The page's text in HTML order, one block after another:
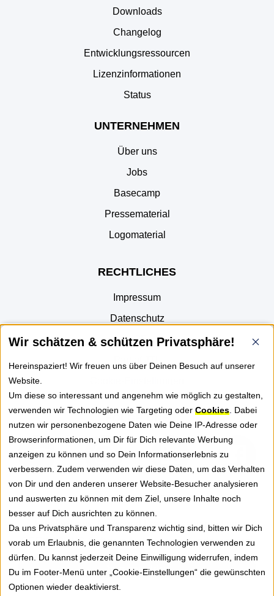
Wir schätzen & schützen Privatsphäre!
Hereinspaziert! Wir freuen uns über Deinen Besuch auf unserer
Website.
Um diese so interessant und angenehm wie möglich zu gestalten,
verwenden wir Technologien wie Targeting oder Cookies . Dabei
nutzen wir personenbezogene Daten wie Deine IP-Adresse oder
Browserinformationen, um Dir für Dich relevante Werbung
anzeigen zu können und so Dein Informationserlebnis zu
verbessern. Zudem verwenden wir diese Daten, um das Verhalten
von Dir und den anderen unserer Website-Besucher analysieren
und auswerten zu können mit dem Ziel, unsere Inhalte noch
besser auf Dich ausrichten zu können.
Da uns Privatsphäre und Transparenz wichtig sind, bitten wir Dich
vorab um Erlaubnis, die genannten Technologien verwenden zu
dürfen. Du kannst jederzeit Deine Einwilligung widerrufen, indem
Du im Footer-Menü unter „Cookie-Einstellungen“ die gewünschten
Optionen wieder deaktivierst.
Downloads
Changelog
Entwicklungsressourcen
Lizenzinformationen
Status
UNTERNEHMEN
Über uns
Jobs
Basecamp
Pressematerial
Logomaterial
RECHTLICHES
Impressum
Datenschutz
AGB
FOLGE UNS
NEWSLETTER
Erhalte Tipps, News und Praxiswissen rund um
GREYHOUND Software für besseren Kundenservice.
Jetzt anmelden